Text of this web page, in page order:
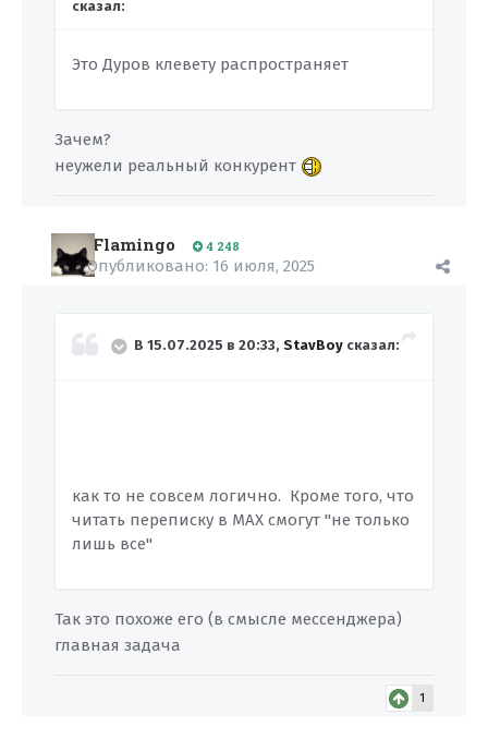
сказал:
Это Дуров клевету распространяет
Зачем?
неужели реальный конкурент
Flamingo 4 248
Опубликовано: 16 июля, 2025
В 15.07.2025 в 20:33, StavBoy сказал:
как то не совсем логично. Кроме того, что
читать переписку в MAX смогут "не только
лишь все"
Так это похоже его (в смысле мессенджера)
главная задача
1